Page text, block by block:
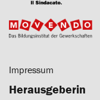
Impressum
Herausgeberin